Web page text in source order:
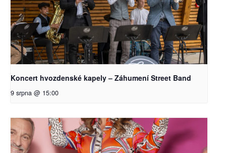
Koncert hvozdenské kapely – Záhumení Street Band
9 srpna @ 15:00